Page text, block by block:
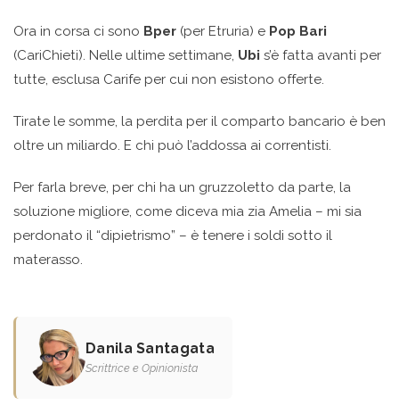
Ora in corsa ci sono Bper (per Etruria) e Pop Bari
(CariChieti). Nelle ultime settimane, Ubi s’è fatta avanti per
tutte, esclusa Carife per cui non esistono offerte.
Tirate le somme, la perdita per il comparto bancario è ben
oltre un miliardo. E chi può l’addossa ai correntisti.
Per farla breve, per chi ha un gruzzoletto da parte, la
soluzione migliore, come diceva mia zia Amelia – mi sia
perdonato il “dipietrismo” – è tenere i soldi sotto il
materasso.
Danila Santagata
Scrittrice e Opinionista